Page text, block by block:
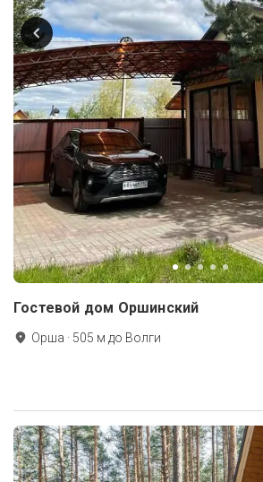
Гостевой дом Оршинский
Орша · 505 м до Волги